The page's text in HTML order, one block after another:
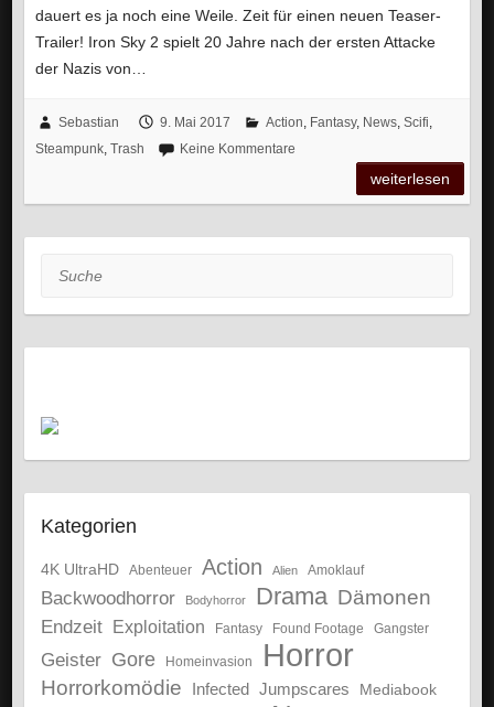
dauert es ja noch eine Weile. Zeit für einen neuen Teaser-
Trailer! Iron Sky 2 spielt 20 Jahre nach der ersten Attacke
der Nazis von…
Sebastian 9. Mai 2017 Action, Fantasy, News, Scifi,
Steampunk, Trash Keine Kommentare
weiterlesen
Suche
Kategorien
4K UltraHD Abenteuer Action Alien Amoklauf
Backwoodhorror Bodyhorror Drama Dämonen
Endzeit Exploitation Fantasy Found Footage Gangster
Geister Gore Homeinvasion Horror
Horrorkomödie Infected Jumpscares Mediabook